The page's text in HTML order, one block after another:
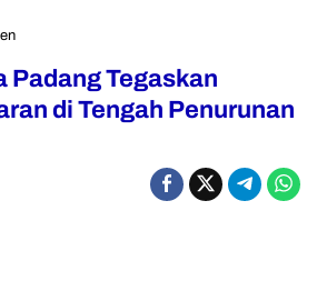
k
i
Padang Tegaskan
di Tengah Penurunan